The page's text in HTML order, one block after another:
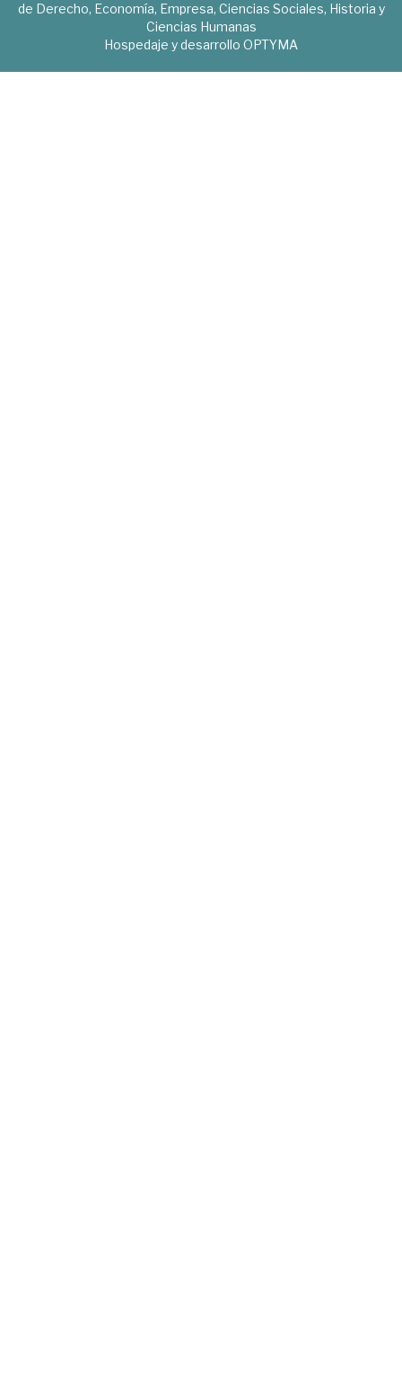
de Derecho, Economía, Empresa, Ciencias Sociales, Historia y
Ciencias Humanas
Hospedaje y desarrollo OPTYMA